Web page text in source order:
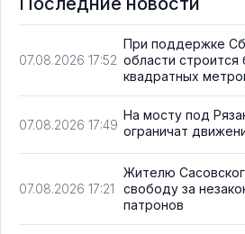
07.08.2026 17:52
При поддержке
области
квадратных
07.08.2026 17:49
На мосту под
ограничат
07.08.2026 17:21
Жителю
свободу за
патронов